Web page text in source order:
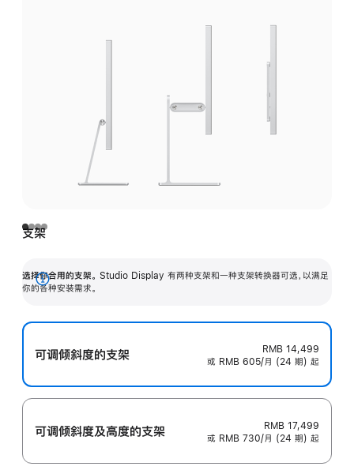
支架
选择你合用的支架。 Studio Display 有两种支架和一种支架转换器可选，以满足
你的各种安装需求。
展
可调倾斜度的支架
RMB 14,499
或 RMB 605/月 (24 期) 起
可调倾斜度及高‍度的支‍架
RMB 17,499
或 RMB 730/月 (24 期) 起